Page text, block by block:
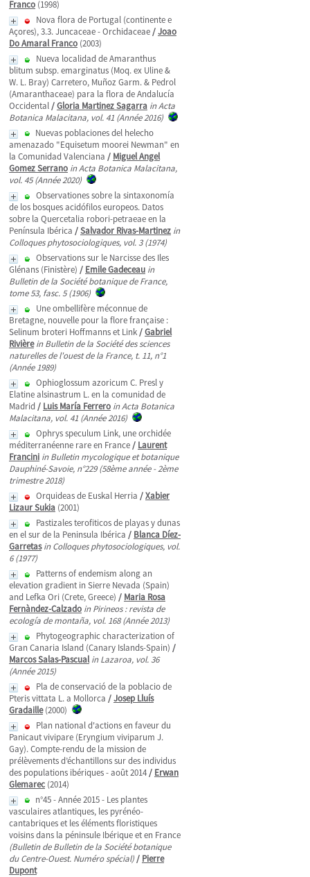
Franco (1998)
Nova flora de Portugal (continente e
Açores), 3.3. Juncaceae - Orchidaceae/Joao
Do Amaral Franco (2003)
Nueva localidad de Amaranthus
blitum subsp. emarginatus (Moq. ex Uline &
W. L. Bray) Carretero, Muñoz Garm. & Pedrol
(Amaranthaceae) para la flora de Andalucía
Occidental/Gloria Martinez Sagarra in Acta
Botanica Malacitana, vol. 41 (Année 2016)
Nuevas poblaciones del helecho
amenazado "Equisetum moorei Newman" en
la Comunidad Valenciana / Miguel Angel
Gomez Serrano in Acta Botanica Malacitana,
vol. 45 (Année 2020)
Observationes sobre la sintaxonomía
de los bosques acidófilos europeos. Datos
sobre la Quercetalia robori-petraeae en la
Península Ibérica /Salvador Rivas-Martinez in
Colloques phytosociologiques, vol. 3 (1974)
Observations sur le Narcisse des Iles
Glénans (Finistère) / Emile Gadeceau in
Bulletin de la Société botanique de France,
tome 53, fasc. 5 (1906)
Une ombellifère méconnue de
Bretagne, nouvelle pour la flore française :
Selinum broteri Hoffmanns et Link/Gabriel
Rivière in Bulletin de la Société des sciences
naturelles de l'ouest de la France, t. 11, n°1
(Année 1989)
Ophioglossum azoricum C. Presl y
Elatine alsinastrum L. en la comunidad de
Madrid / Luis María Ferrero in Acta Botanica
Malacitana, vol. 41 (Année 2016)
Ophrys speculum Link, une orchidée
méditerranéenne rare en France/ Laurent
Francini in Bulletin mycologique et botanique
Dauphiné-Savoie, n°229 (58ème année - 2ème
trimestre 2018)
Orquideas de Euskal Herria /Xabier
Lizaur Sukia (2001)
Pastizales terofiticos de playas y dunas
en el sur de la Peninsula Ibérica / Blanca Díez-
Garretas in Colloques phytosociologiques, vol.
6 (1977)
Patterns of endemism along an
elevation gradient in Sierre Nevada (Spain)
and Lefka Ori (Crete, Greece) / Maria Rosa
Fernàndez-Calzado in Pirineos : revista de
ecología de montaña, vol. 168 (Année 2013)
Phytogeographic characterization of
Gran Canaria Island (Canary Islands-Spain) /
Marcos Salas-Pascual in Lazaroa, vol. 36
(Année 2015)
Pla de conservació de la poblacio de
Pteris vittata L. a Mollorca /Josep Lluís
Gradaille(2000)
Plan national d'actions en faveur du
Panicaut vivipare (Eryngium viviparum J.
Gay). Compte-rendu de la mission de
prélèvements d’échantillons sur des individus
des populations ibériques - août 2014/ Erwan
Glemarec (2014)
n°45 - Année 2015 - Les plantes
vasculaires atlantiques, les pyrénéo-
cantabriques et les éléments floristiques
voisins dans la péninsule Ibérique et en France
(Bulletin de Bulletin de la Société botanique
du Centre-Ouest. Numéro spécial)/ Pierre
Dupont